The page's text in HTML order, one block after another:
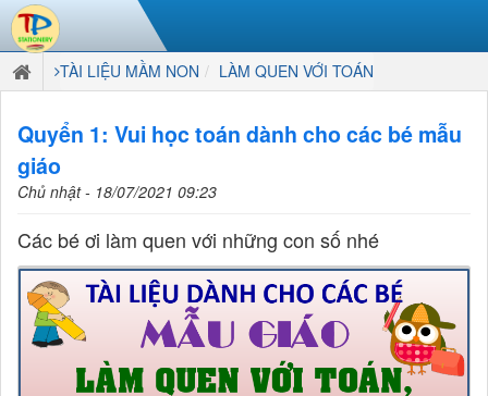
TÀI LIỆU MẦM NON LÀM QUEN VỚI TOÁN
Quyển 1: Vui học toán dành cho các bé mẫu
giáo
Chủ nhật - 18/07/2021 09:23
Các bé ơi làm quen với những con số nhé